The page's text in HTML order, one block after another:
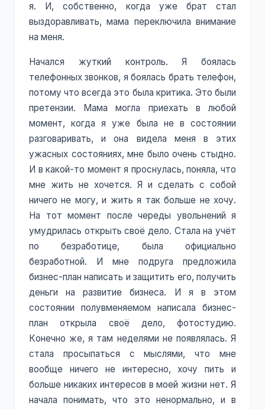
я. И, собственно, когда уже брат стал
выздоравливать, мама переключила внимание
на меня.
Начался жуткий контроль. Я боялась
телефонных звонков, я боялась брать телефон,
потому что всегда это была критика. Это были
претензии. Мама могла приехать в любой
момент, когда я уже была не в состоянии
разговаривать, и она видела меня в этих
ужасных состояниях, мне было очень стыдно.
И в какой-то момент я проснулась, поняла, что
мне жить не хочется. Я и сделать с собой
ничего не могу, и жить я так больше не хочу.
На тот момент после череды увольнений я
умудрилась открыть своё дело. Стала на учёт
по безработице, была официально
безработной. И мне подруга предложила
бизнес-план написать и защитить его, получить
деньги на развитие бизнеса. И я в этом
состоянии полувменяемом написала бизнес-
план открыла своё дело, фотостудию.
Конечно же, я там неделями не появлялась. Я
стала просыпаться с мыслями, что мне
вообще ничего не интересно, хочу пить и
больше никаких интересов в моей жизни нет. Я
начала понимать, что это ненормально, и в